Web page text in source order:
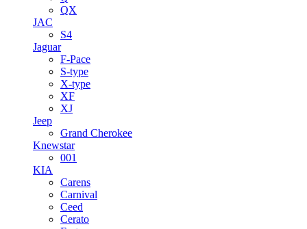
QX
JAC
S4
Jaguar
F-Pace
S-type
X-type
XF
XJ
Jeep
Grand Cherokee
Knewstar
001
KIA
Carens
Carnival
Ceed
Cerato